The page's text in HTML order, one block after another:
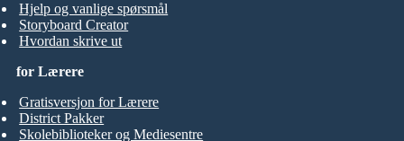
Hjelp og vanlige spørsmål
Storyboard Creator
Hvordan skrive ut
for Lærere
Gratisversjon for Lærere
District Pakker
Skolebiblioteker og Mediesentre